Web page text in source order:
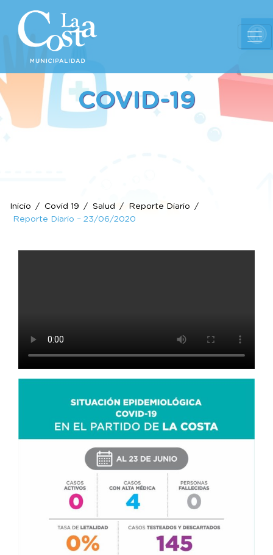
COVID-19
Inicio Covid 19 Salud
Reporte Diario
Reporte Diario – 23/06/2020